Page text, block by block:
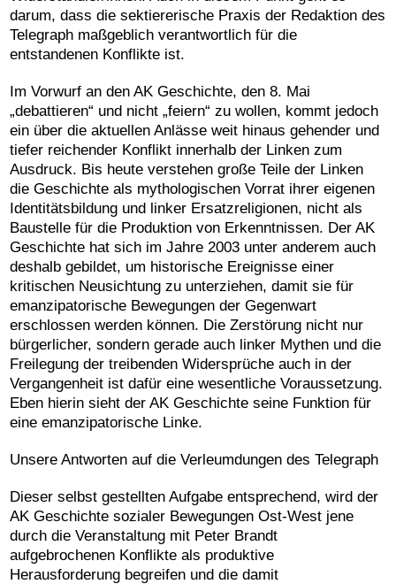
darum, dass die sektiererische Praxis der Redaktion des
Telegraph maßgeblich verantwortlich für die
entstandenen Konflikte ist.
Im Vorwurf an den AK Geschichte, den 8. Mai
„debattieren“ und nicht „feiern“ zu wollen, kommt jedoch
ein über die aktuellen Anlässe weit hinaus gehender und
tiefer reichender Konflikt innerhalb der Linken zum
Ausdruck. Bis heute verstehen große Teile der Linken
die Geschichte als mythologischen Vorrat ihrer eigenen
Identitätsbildung und linker Ersatzreligionen, nicht als
Baustelle für die Produktion von Erkenntnissen. Der AK
Geschichte hat sich im Jahre 2003 unter anderem auch
deshalb gebildet, um historische Ereignisse einer
kritischen Neusichtung zu unterziehen, damit sie für
emanzipatorische Bewegungen der Gegenwart
erschlossen werden können. Die Zerstörung nicht nur
bürgerlicher, sondern gerade auch linker Mythen und die
Freilegung der treibenden Widersprüche auch in der
Vergangenheit ist dafür eine wesentliche Voraussetzung.
Eben hierin sieht der AK Geschichte seine Funktion für
eine emanzipatorische Linke.
Unsere Antworten auf die Verleumdungen des Telegraph
Dieser selbst gestellten Aufgabe entsprechend, wird der
AK Geschichte sozialer Bewegungen Ost-West jene
durch die Veranstaltung mit Peter Brandt
aufgebrochenen Konflikte als produktive
Herausforderung begreifen und die damit